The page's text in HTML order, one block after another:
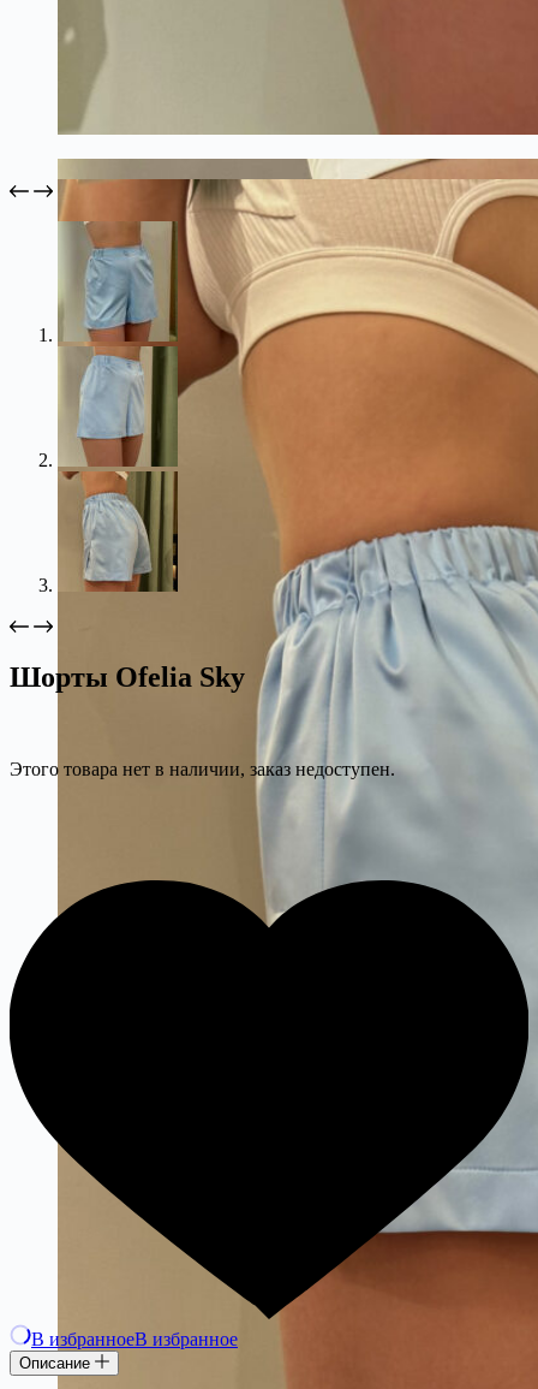
Шорты Ofelia Sky
Этого товара нет в наличии, заказ недоступен.
В избранноеВ избранное
Описание